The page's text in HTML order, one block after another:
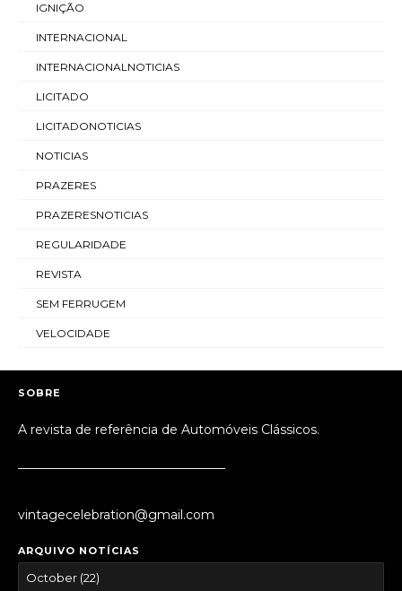
IGNIÇÃO
INTERNACIONAL
INTERNACIONALNOTICIAS
LICITADO
LICITADONOTICIAS
NOTICIAS
PRAZERES
PRAZERESNOTICIAS
REGULARIDADE
REVISTA
SEM FERRUGEM
VELOCIDADE
SOBRE
A revista de referência de Automóveis Clássicos.
vintagecelebration@gmail.com
ARQUIVO NOTÍCIAS